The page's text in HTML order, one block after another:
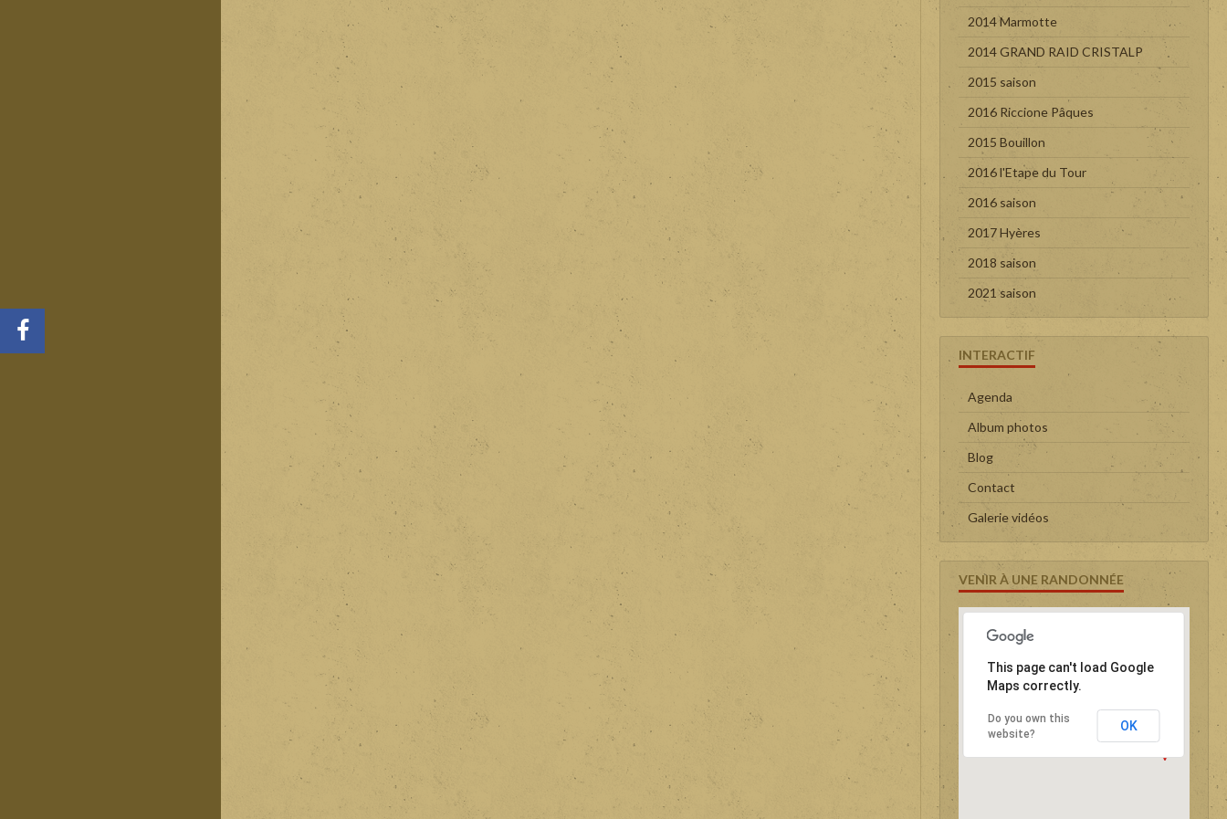
2014 Marmotte
2014 GRAND RAID CRISTALP
2015 saison
2016 Riccione Pâques
2015 Bouillon
2016 l'Etape du Tour
2016 saison
2017 Hyères
2018 saison
2021 saison
INTERACTIF
Agenda
Album photos
Blog
Contact
Galerie vidéos
VENIR À UNE RANDONNÉE
This page can't load Google
Maps correctly.
Do you own this
website?
OK